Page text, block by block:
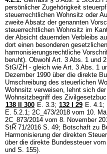
persönlicher Zugehörigkeit
steuerrechtlichen Wohnsitz oder
zweite Absatz der genannten
steuerrechtlichen Wohnsitz im
der Absicht dauernden Verbleibs
dort einen besonderen
harmonisierungsrechtliche
beruht). Obwohl Art. 3 Abs. 1 und
StG/ZH - gleich wie Art. 3 Abs. 1
Dezember 1990 über die direkte
Umschreibung des steuerlichen
Wohnsitz verweisen, lehnt sich
Wohnsitzbegriff des
138 II 300 E. 3.3; 132 I 29 E. 4.1;
E. 5.2.1; 2C_473/2018 vom 10.
2C_873/2014 vom 8. November
StR 71/2016 S. 49; Botschaft zu
Harmonisierung der direkten
über die direkte Bundessteuer
und S. 155).